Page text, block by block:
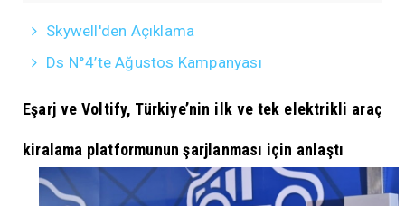
Skywell'den Açıklama
Ds N°4’te Ağustos Kampanyası
Eşarj ve Voltify, Türkiye’nin ilk ve tek elektrikli araç
kiralama platformunun şarjlanması için anlaştı